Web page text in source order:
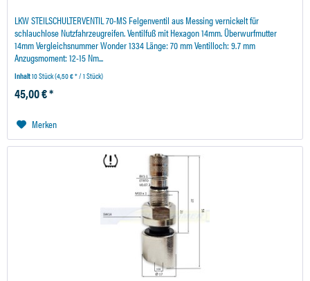
LKW STEILSCHULTERVENTIL 70-MS Felgenventil aus Messing vernickelt für
schlauchlose Nutzfahrzeugreifen. Ventilfuß mit Hexagon 14mm. Überwurfmutter
14mm Vergleichsnummer Wonder 1334 Länge: 70 mm Ventilloch: 9.7 mm
Anzugsmoment: 12-15 Nm...
Inhalt10 Stück(4,50 € * / 1 Stück)
45,00 € *
Merken